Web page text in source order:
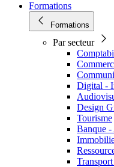
Formations
Formations
Par secteur
Digital -
Design
Tourisme
Banque -